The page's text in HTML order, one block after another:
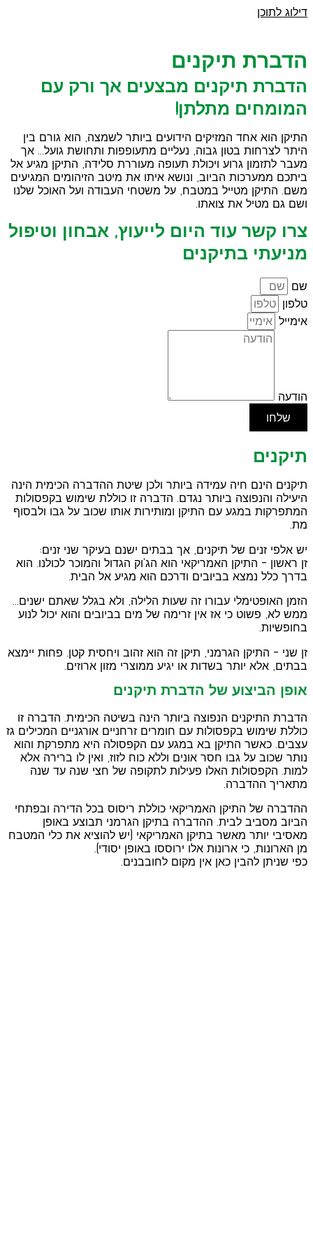
דילוג לתוכן
הדברת תיקנים
הדברת תיקנים מבצעים אך ורק עם
המומחים מתלתן!
התיקן הוא אחד המזיקים הידועים ביותר לשמצה, הוא גורם בין
היתר לצרחות בטון גבוה, נעליים מתעופפות ותחושת גועל… אך
מעבר לתזמון גרוע ויכולת תעופה מעוררת סלידה, התיקן מגיע אל
ביתכם ממערכות הביוב, ונושא איתו את מיטב הזיהומים המגיעים
משם. התיקן מטייל במטבח, על משטחי העבודה ועל האוכל שלנו
ושם גם מטיל את צואתו.
צרו קשר עוד היום לייעוץ, אבחון וטיפול
מניעתי בתיקנים
שם
טלפון
אימייל
הודעה
שלחו
תיקנים
תיקנים הינם חיה עמידה ביותר ולכן שיטת ההדברה הכימית הינה
היעילה והנפוצה ביותר נגדם. הדברה זו כוללת שימוש בקפסולות
המתפרקות במגע עם התיקן ומותירות אותו שכוב על גבו ולבסוף
מת.
יש אלפי זנים של תיקנים, אך בבתים ישנם בעיקר שני זנים:
זן ראשון – התיקן האמריקאי הוא הג'וק הגדול והמוכר לכולנו. הוא
בדרך כלל נמצא בביובים ודרכם הוא מגיע אל הבית.
הזמן האופטימלי עבורו זה שעות הלילה, ולא בגלל שאתם ישנים…
ממש לא, פשוט כי אז אין זרימה של מים בביובים והוא יכול לנוע
בחופשיות.
זן שני – התיקן הגרמני, תיקן זה הוא זהוב ויחסית קטן. פחות יימצא
בבתים, אלא יותר בשדות או יגיע ממוצרי מזון ארוזים.
אופן הביצוע של הדברת תיקנים
הדברת התיקנים הנפוצה ביותר הינה בשיטה הכימית. הדברה זו
כוללת שימוש בקפסולות עם חומרים זרחניים אורגניים המכילים גז
עצבים. כאשר התיקן בא במגע עם הקפסולה היא מתפרקת והוא
נותר שכוב על גבו חסר אונים וללא כוח לזוז, ואין לו ברירה אלא
למות. הקפסולות האלו פעילות לתקופה של חצי שנה עד שנה
מתאריך ההדברה.
ההדברה של התיקן האמריקאי כוללת ריסוס בכל הדירה ובפתחי
הביוב מסביב לבית. ההדברה בתיקן הגרמני תבוצע באופן
מאסיבי יותר מאשר בתיקן האמריקאי (יש להוציא את כלי המטבח
מן הארונות, כי ארונות אלו ירוססו באופן יסודי).
כפי שניתן להבין כאן אין מקום לחובבנים.